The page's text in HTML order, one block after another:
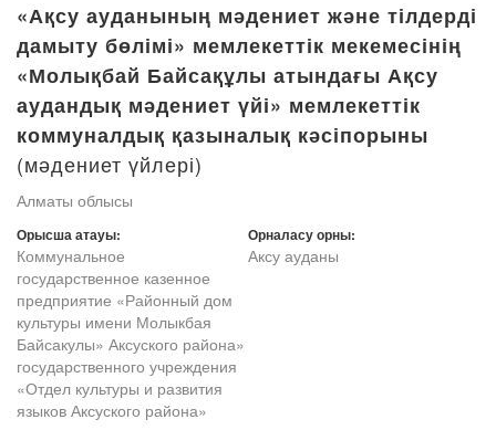
«Ақсу ауданының мәдениет және тілдерді
дамыту бөлімі» мемлекеттік мекемесінің
«Молықбай Байсақұлы атындағы Ақсу
аудандық мәдениет үйі» мемлекеттік
коммуналдық қазыналық кәсіпорыны
(мәдениет үйлері)
Алматы облысы
Орысша атауы:
Коммунальное
государственное казенное
предприятие «Районный дом
культуры имени Молыкбая
Байсакулы» Аксуского района»
государственного учреждения
«Отдел культуры и развития
языков Аксуского района»
Орналасу орны:
Аксу ауданы